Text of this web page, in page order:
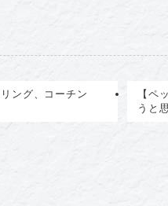
ング、コーチン
【ペ
うと